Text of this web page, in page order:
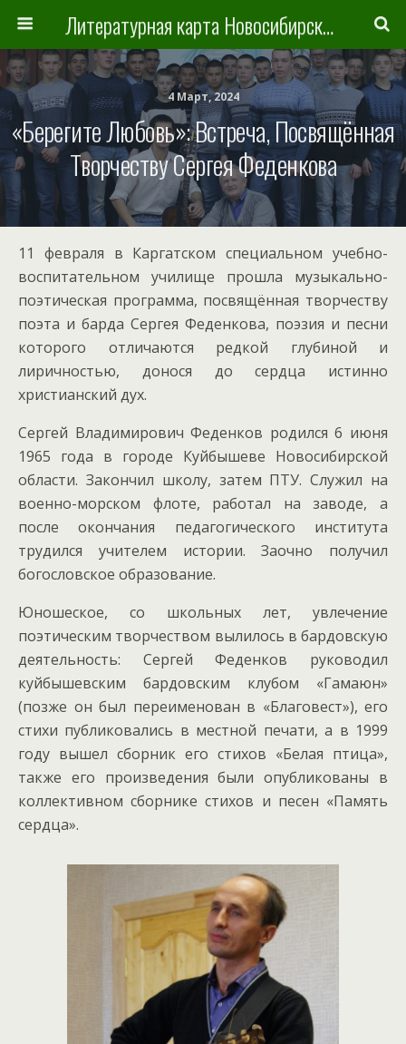
Литературная карта Новосибирска и Новосибирской области
4 Март, 2024
«Берегите Любовь»: Встреча, Посвящённая
Творчеству Сергея Феденкова
11 февраля в Каргатском специальном учебно-
воспитательном училище прошла музыкально-
поэтическая программа, посвящённая творчеству
поэта и барда Сергея Феденкова, поэзия и песни
которого отличаются редкой глубиной и
лиричностью, донося до сердца истинно
христианский дух.
Сергей Владимирович Феденков родился 6 июня
1965 года в городе Куйбышеве Новосибирской
области. Закончил школу, затем ПТУ. Служил на
военно-морском флоте, работал на заводе, а
после окончания педагогического института
трудился учителем истории. Заочно получил
богословское образование.
Юношеское, со школьных лет, увлечение
поэтическим творчеством вылилось в бардовскую
деятельность: Сергей Феденков руководил
куйбышевским бардовским клубом «Гамаюн»
(позже он был переименован в «Благовест»), его
стихи публиковались в местной печати, а в 1999
году вышел сборник его стихов «Белая птица»,
также его произведения были опубликованы в
коллективном сборнике стихов и песен «Память
сердца».